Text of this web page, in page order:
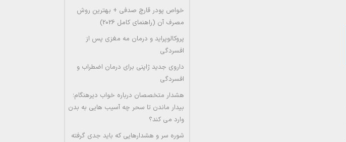
خواص پودر قارچ صدفی + بهترین روش
مصرف آن (راهنمای کامل 2026)
پروکالوپراید و درمان مه مغزی پس از
افسردگی
داروی جدید ژاپنی برای درمان اضطراب و
افسردگی
هشدار متخصصان درباره خواب دیرهنگام؛
بیدار ماندن تا سحر چه آسیب هایی به بدن
وارد می کند؟
شوره سر و هشدارهایی که باید جدی گرفته